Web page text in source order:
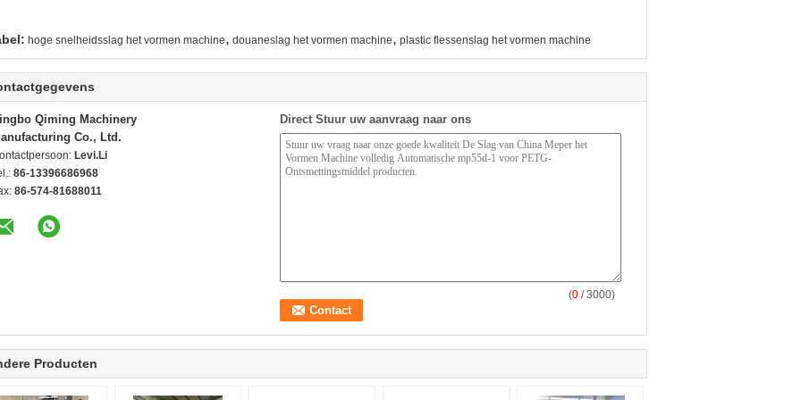
hoge snelheidsslag het vormen machine, douaneslag het vormen machine, plastic flessenslag het vormen machine
Qiming Machinery
Co., Ltd.
Levi.Li
86-13396686968
86-574-81688011
Direct Stuur uw aanvraag naar ons
(0 / 3000)
Producten